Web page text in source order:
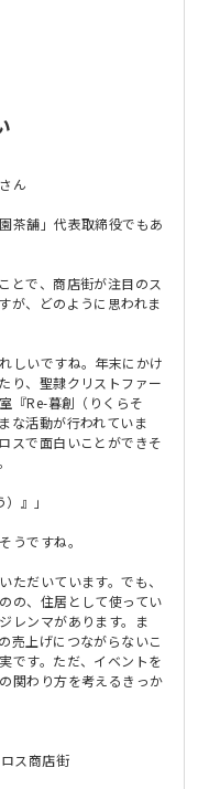
ん
茶舗」代表取締役でもあ
とで、商店街が注目のス
が、どのように思われま
しいですね。年末にかけ
り、聖隷クリストファー
『Re-暮創（りくらそ
な活動が行われていま
スで面白いことができそ
』」
うですね。
ただいています。でも、
の、住居として使ってい
レンマがあります。ま
売上げにつながらないこ
です。ただ、イベントを
関わり方を考えるきっか
ス商店街